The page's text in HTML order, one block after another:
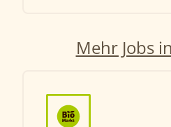
Mehr Jobs